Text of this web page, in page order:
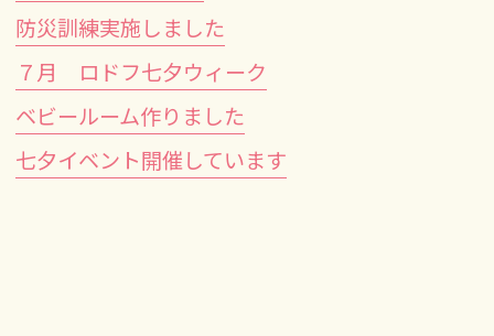
防災訓練実施しました
７月 ロドフ七夕ウィーク
ベビールーム作りました
七夕イベント開催しています